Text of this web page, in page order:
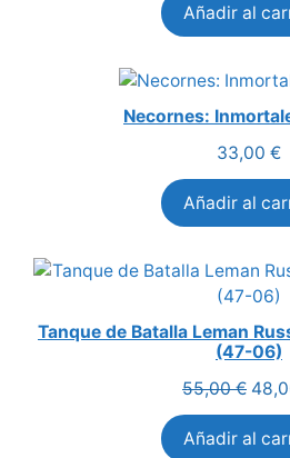
era:
Añadir al
Necornes:
33,00 €
Añadir al
Tanque de Batalla Leman
(47-06)
55,00€ El
Añadir al